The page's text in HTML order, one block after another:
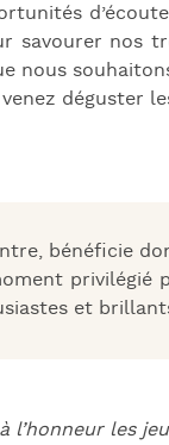
savourer nos
nous
déguster
bénéficie
et
l’honneur les